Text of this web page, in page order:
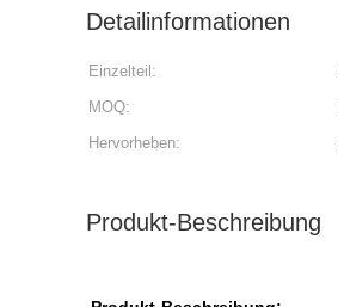
Detailinformationen
Einzelteil:
MOQ:
Hervorheben:
Produkt-Beschreibung